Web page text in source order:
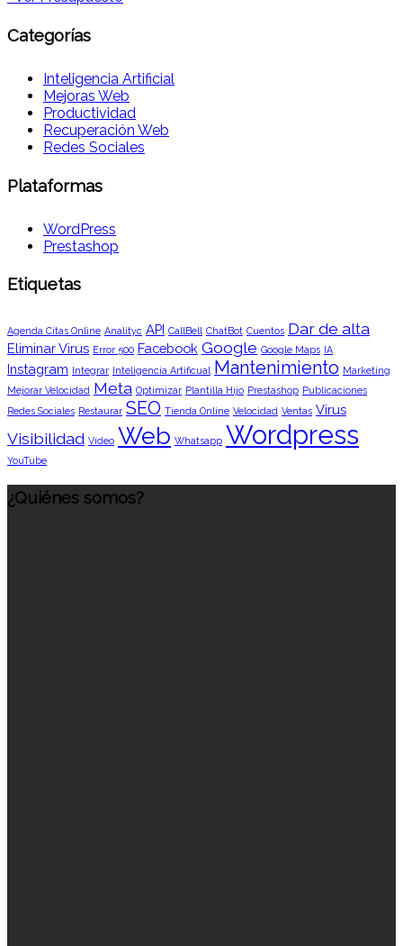
Categorías
Inteligencia Artificial
Mejoras Web
Productividad
Recuperación Web
Redes Sociales
Plataformas
WordPress
Prestashop
Etiquetas
Agenda Citas Online Analityc API CallBell ChatBot Cuentos Dar de alta
Eliminar Virus Error 500 Facebook Google Google Maps IA
Instagram Integrar Inteligencia Artificual Mantenimiento Marketing
Mejorar Velocidad Meta Optimizar Plantilla Hijo Prestashop Publicaciones
Redes Sociales Restaurar SEO Tienda Online Velocidad Ventas Virus
Visibilidad Vídeo Web Whatsapp Wordpress
YouTube
¿Quiénes somos?